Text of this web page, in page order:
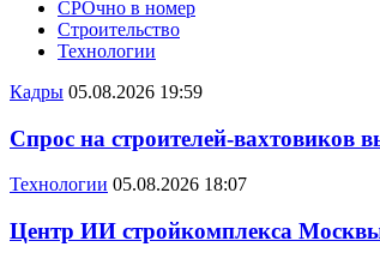
СРОчно в номер
Строительство
Технологии
Кадры 05.08.2026 19:59
Спрос на строителей-вахтовиков
Технологии 05.08.2026 18:07
Центр ИИ стройкомплекса